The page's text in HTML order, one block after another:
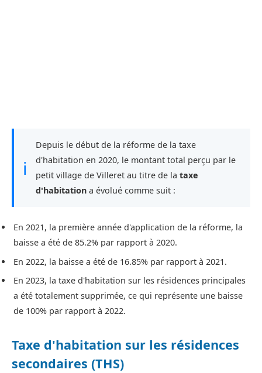
ℹ
Depuis le début de la réforme de la taxe
d'habitation en 2020, le montant total perçu par le
petit village de Villeret au titre de la taxe
d'habitation a évolué comme suit :
En 2021, la première année d'application de la réforme, la
baisse a été de 85.2% par rapport à 2020.
En 2022, la baisse a été de 16.85% par rapport à 2021.
En 2023, la taxe d'habitation sur les résidences principales
a été totalement supprimée, ce qui représente une baisse
de 100% par rapport à 2022.
Taxe d'habitation sur les résidences
secondaires (THS)